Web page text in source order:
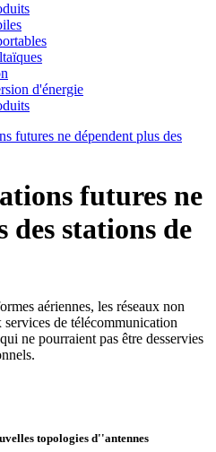
d'énergie
futures ne dépendent plus des
futures ne
des stations de
aériennes, les réseaux non
de télécommunication
ne pourraient pas être desservies
topologies d''antennes